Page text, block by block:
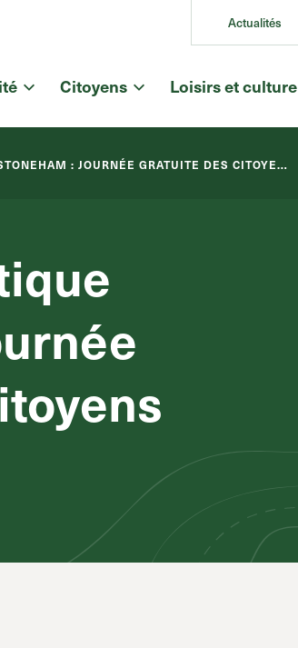
Actualités
Citoyens Loisirs et culture
: JOURNÉE GRATUITE DES CITOYENS